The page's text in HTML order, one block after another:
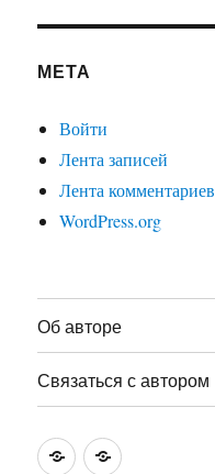
МЕТА
Войти
Лента записей
Лента комментариев
WordPress.org
Об авторе
Связаться с автором
Об
Связаться